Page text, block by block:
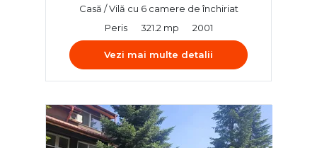
Casă / Vilă cu 6 camere de închiriat
Peris
321.2 mp 2001
Vezi mai multe detalii